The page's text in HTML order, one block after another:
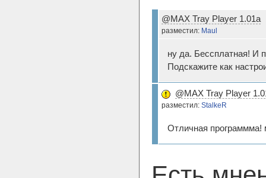
@MAX Tray Player 1.01a
разместил: Maul
ну да. Бессплатная! И
Подскажите как
@MAX Tray Player
разместил: StalkeR
Отличная программма!